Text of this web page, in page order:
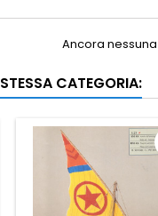
Ancora
CATEGORIA: